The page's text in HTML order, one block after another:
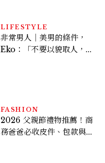
LIFESTYLE
非常男人｜美男的條件，
Eko：「不要以貌取人，內
FASHION
2026 父親節禮物推薦！商
務爸爸必收皮件、包款與鞋